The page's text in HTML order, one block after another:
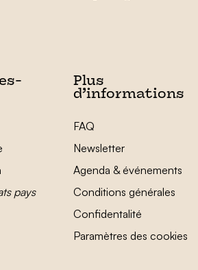
pays
Plus
d’informations
FAQ
Newsletter
Agenda & événements
Conditions générales
Confidentalité
Paramètres des cookies